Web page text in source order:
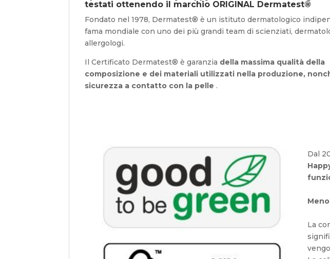
testati ottenendo il marchio ORIGINAL Dermatest®
Fondato nel 1978, Dermatest® è un istituto dermatologico
fama mondiale con uno dei più grandi team di scienziati,
allergologi.
Il Certificato Dermatest® è garanzia della massima qualità della
composizione e dei materiali utilizzati nella produzione,
sicurezza a contatto con la pelle .
Dal
La